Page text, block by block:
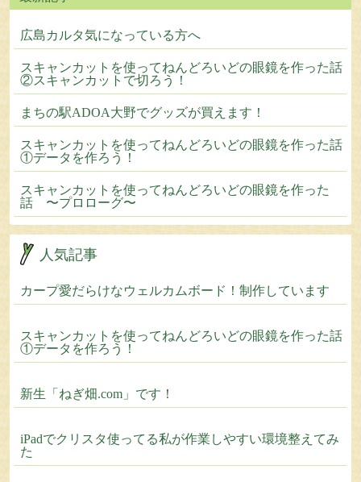
広島カルタ気になっている方へ
スキャンカットを使ってねんどろいどの眼鏡を作った話
②スキャンカットで切ろう！
まちの駅ADOA大野でグッズが買えます！
スキャンカットを使ってねんどろいどの眼鏡を作った話
①データを作ろう！
スキャンカットを使ってねんどろいどの眼鏡を作った
話 〜プロローグ〜
人気記事
カープ愛だらけなウェルカムボード！制作しています
スキャンカットを使ってねんどろいどの眼鏡を作った話
①データを作ろう！
新生「ねぎ畑.com」です！
iPadでクリスタ使ってる私が作業しやすい環境整えてみ
た